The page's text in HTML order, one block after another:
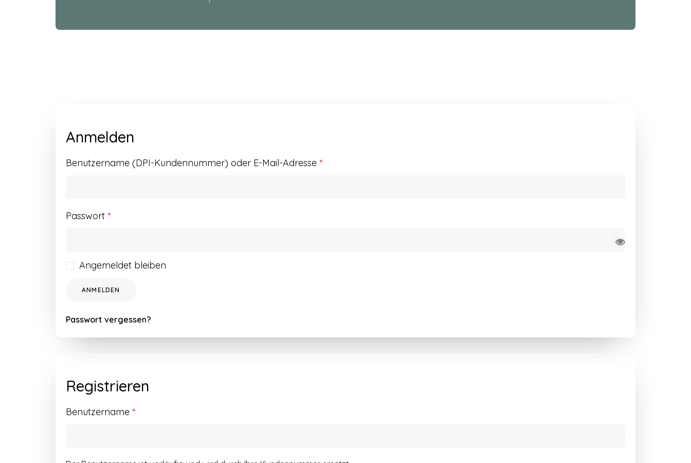
Anmelden
Benutzername (DPI-Kundennummer) oder E-Mail-Adresse *Erforderlich
Passwort *Erforderlich
Angemeldet bleiben
ANMELDEN
Passwort vergessen?
Registrieren
Benutzername *Erforderlich